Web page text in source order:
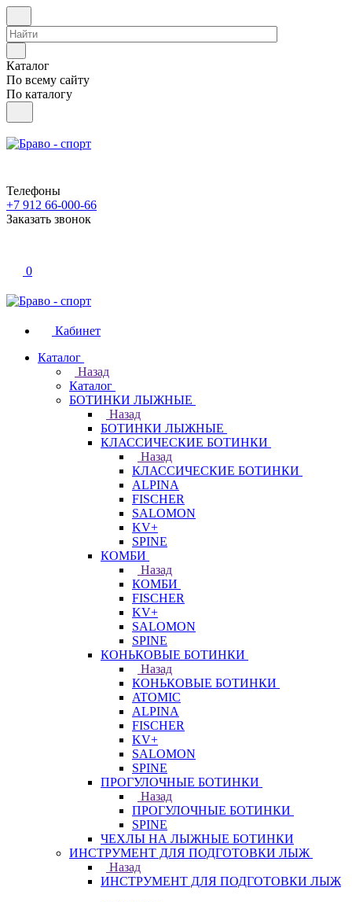
Каталог
По всему сайту
По каталогу
Телефоны
+7 912 66-000-66
Заказать звонок
0
Кабинет
Каталог
Назад
Каталог
БОТИНКИ ЛЫЖНЫЕ
Назад
БОТИНКИ ЛЫЖНЫЕ
КЛАССИЧЕСКИЕ БОТИНКИ
Назад
КЛАССИЧЕСКИЕ БОТИНКИ
ALPINA
FISCHER
SALOMON
KV+
SPINE
КОМБИ
Назад
КОМБИ
FISCHER
KV+
SALOMON
SPINE
КОНЬКОВЫЕ БОТИНКИ
Назад
КОНЬКОВЫЕ БОТИНКИ
ATOMIC
ALPINA
FISCHER
KV+
SALOMON
SPINE
ПРОГУЛОЧНЫЕ БОТИНКИ
Назад
ПРОГУЛОЧНЫЕ БОТИНКИ
SPINE
ЧЕХЛЫ НА ЛЫЖНЫЕ БОТИНКИ
ИНСТРУМЕНТ ДЛЯ ПОДГОТОВКИ ЛЫЖ
Назад
ИНСТРУМЕНТ ДЛЯ ПОДГОТОВКИ ЛЫЖ